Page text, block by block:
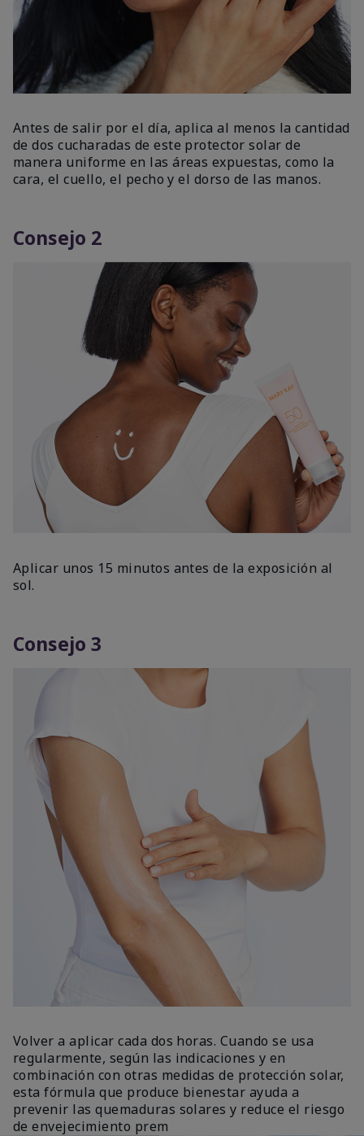
Antes de salir por el día, aplica al menos la cantidad
de dos cucharadas de este protector solar de
manera uniforme en las áreas expuestas, como la
cara, el cuello, el pecho y el dorso de las manos.
Consejo 2
Aplicar unos 15 minutos antes de la exposición al
sol.
Consejo 3
Volver a aplicar cada dos horas. Cuando se usa
regularmente, según las indicaciones y en
combinación con otras medidas de protección solar,
esta fórmula que produce bienestar ayuda a
prevenir las quemaduras solares y reduce el riesgo
de envejecimiento prem